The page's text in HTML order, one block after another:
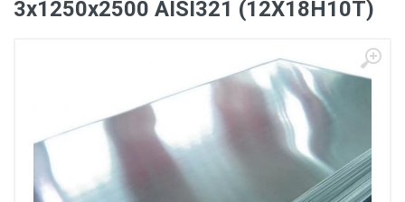
3х1250х2500 AISI321 (12Х18Н10Т)